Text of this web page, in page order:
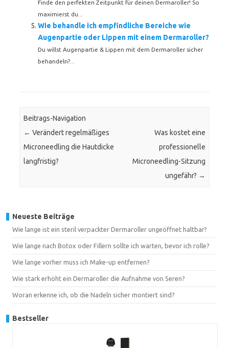
Finde den perfekten Zeitpunkt für deinen Dermaroller! So
maximierst du...
Wie behandle ich empfindliche Bereiche wie
Augenpartie oder Lippen mit einem Dermaroller?
Du willst Augenpartie & Lippen mit dem Dermaroller sicher
behandeln?...
Beitrags-Navigation
← Verändert regelmäßiges
Microneedling die Hautdicke
langfristig?
Was kostet eine
professionelle
Microneedling-Sitzung
ungefähr? →
Neueste Beiträge
Wie lange ist ein steril verpackter Dermaroller ungeöffnet haltbar?
Wie lange nach Botox oder Fillern sollte ich warten, bevor ich rolle?
Wie lange vorher muss ich Make-up entfernen?
Wie stark erhöht ein Dermaroller die Aufnahme von Seren?
Woran erkenne ich, ob die Nadeln sicher montiert sind?
Bestseller